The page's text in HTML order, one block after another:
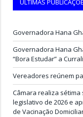
ÚLTIMAS
Governadora Hana
Governadora Hana
“Bora Estudar” a
Vereadores reúnem
Câmara realiza
legislativo de 2026 e
de Vacinação